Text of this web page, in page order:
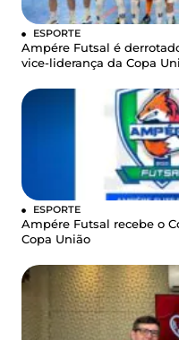
ESPORTE
Ampére Futsal é
vice-liderança da Copa
ESPORTE
Ampére Futsal recebe o
Copa União